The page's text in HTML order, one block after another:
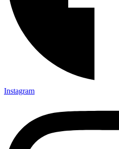
Instagram